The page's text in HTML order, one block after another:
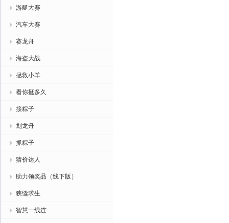
游艇大赛
汽车大赛
赛龙舟
海盗大战
拯救小羊
看你挺多久
接粽子
划龙舟
抓粽子
猜价达人
助力领奖品（线下版）
狭缝求生
智慧一线连